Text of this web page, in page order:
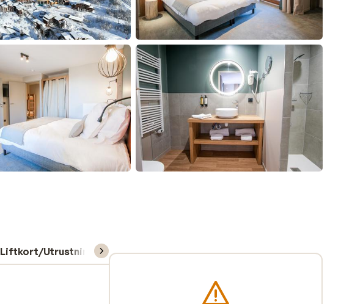
Liftkort/Utrustning/Skidskola